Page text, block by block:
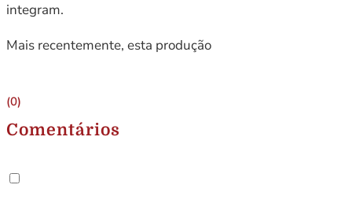
integram.
Mais recentemente, esta produção
(0)
Comentários